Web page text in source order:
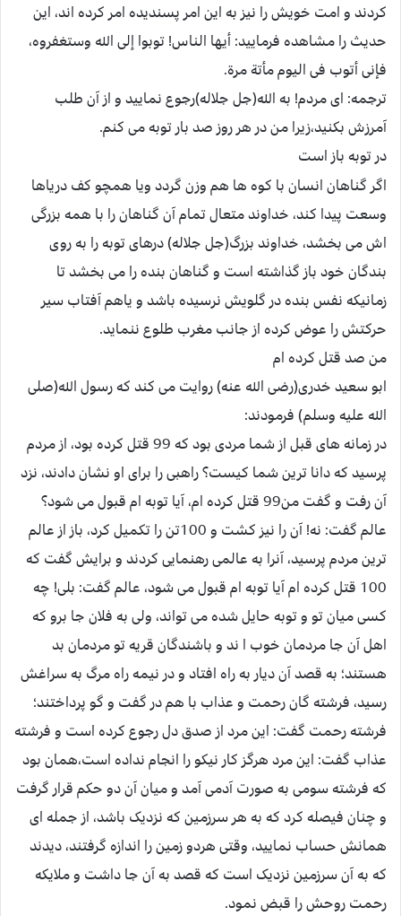
کردند و امت خویش را نیز به این امر پسندیده امر کرده اند، این
حدیث را مشاهده فرمایید: أیها الناس! توبوا إلی الله وستغفروه،
فإنی أتوب فی الیوم مأتة مرة.
ترجمه: ای مردم! به الله(جل جلاله)رجوع نمایید و از آن طلب
آمرزش بکنید،زیرا من در هر روز صد بار توبه می کنم.
در توبه باز است
اگر گناهان انسان با کوه ها هم وزن گردد ویا همچو کف دریاها
وسعت پیدا کند، خداوند متعال تمام آن گناهان را با همه بزرگی
اش می بخشد، خداوند بزرگ(جل جلاله) درهای توبه را به روی
بندگان خود باز گذاشته است و گناهان بنده را می بخشد تا
زمانیکه نفس بنده در گلویش نرسیده باشد و یاهم آفتاب سیر
حرکتش را عوض کرده از جانب مغرب طلوع ننماید.
من صد قتل کرده ام
ابو سعید خدری(رضی الله عنه) روایت می کند که رسول الله(صلی
الله علیه وسلم) فرمودند:
در زمانه های قبل از شما مردی بود که 99 قتل کرده بود، از مردم
پرسید که دانا ترین شما کیست؟ راهبی را برای او نشان دادند، نزد
آن رفت و گفت من99 قتل کرده ام، آیا توبه ام قبول می شود؟
عالم گفت: نه! آن را نیز کشت و 100تن را تکمیل کرد، باز از عالم
ترین مردم پرسید، آنرا به عالمی رهنمایی کردند و برایش گفت که
100 قتل کرده ام آیا توبه ام قبول می شود، عالم گفت: بلی! چه
کسی میان تو و توبه حایل شده می تواند، ولی به فلان جا برو که
اهل آن جا مردمان خوب ا ند و باشندگان قریه تو مردمان بد
هستند؛ به قصد آن دیار به راه افتاد و در نیمه راه مرگ به سراغش
رسید، فرشته گان رحمت و عذاب با هم در گفت و گو پرداختند؛
فرشته رحمت گفت: این مرد از صدق دل رجوع کرده است و فرشته
عذاب گفت: این مرد هرگز کار نیکو را انجام نداده است،همان بود
که فرشته سومی به صورت آدمی آمد و میان آن دو حکم قرار گرفت
و چنان فیصله کرد که به هر سرزمین که نزدیک باشد، از جمله ای
همانش حساب نمایید، وقتی هردو زمین را اندازه گرفتند، دیدند
که به آن سرزمین نزدیک است که قصد به آن جا داشت و ملایکه
رحمت روحش را قبض نمود.